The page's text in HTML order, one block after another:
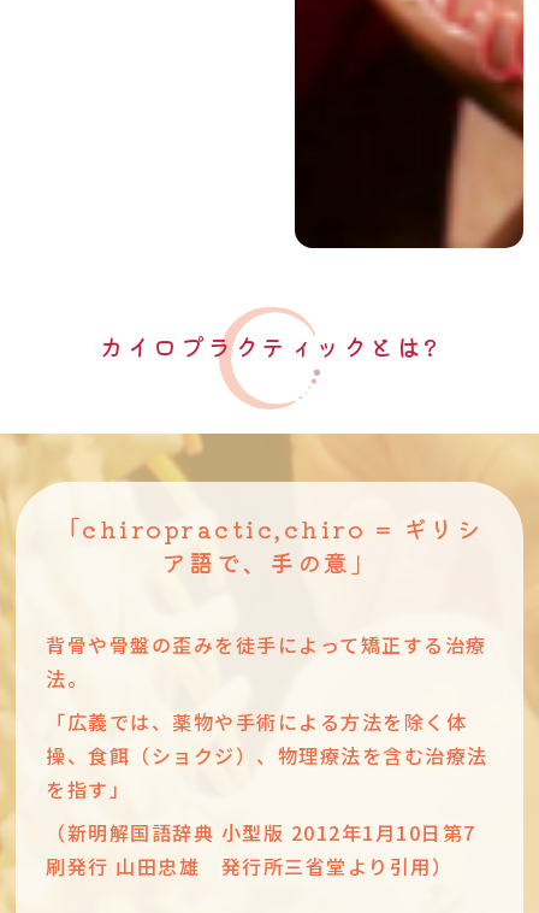
カイロプラクティックとは?
「chiropractic,chiro = ギリシ
ア語で、手の意」
背骨や骨盤の歪みを徒手によって矯正する治療
法。
「広義では、薬物や手術による方法を除く体
操、食餌（ショクジ）、物理療法を含む治療法
を指す」
（新明解国語辞典 小型版 2012年1月10日第7
刷発行 山田忠雄 発行所三省堂より引用）